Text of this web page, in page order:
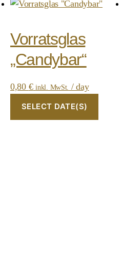
Vorratsglas
„Candybar“
0,80 € inkl. MwSt. / day
SELECT DATE(S)